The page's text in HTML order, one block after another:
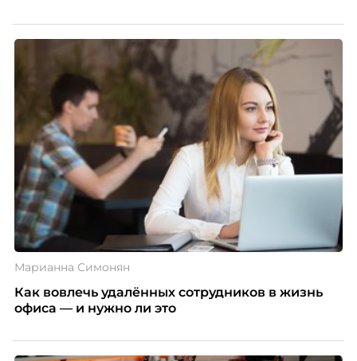
Марианна Симонян
Как вовлечь удалённых сотрудников в жизнь
офиса — и нужно ли это